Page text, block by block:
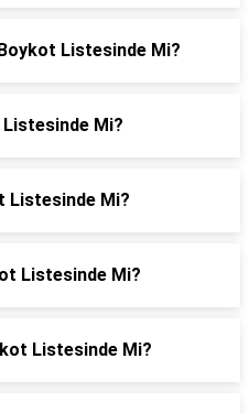
Listesinde Mi?
Listesinde Mi?
Listesinde Mi?
Listesinde Mi?
Listesinde Mi?